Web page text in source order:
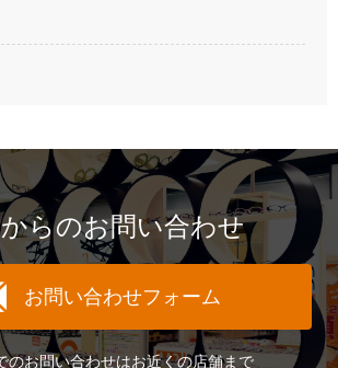
らのお問い合わせ
お問い合わせフォーム
お問い合わせはお近くの店舗まで